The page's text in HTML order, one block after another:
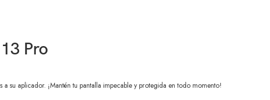
Pro
su aplicador. ¡Mantén tu pantalla impecable y protegida en todo momento!